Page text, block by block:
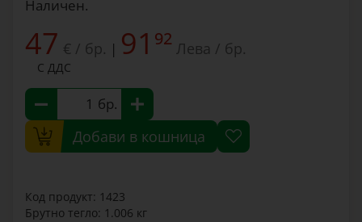
Наличен.
47 € / бр. | 91 92 Лева / бр.
С ДДС
бр.
Добави в кошница
Код продукт: 1423
Брутно тегло: 1.006 кг